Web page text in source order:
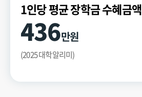
1인당 평균 장학금 수혜금액
436만원
(2025 대학알리미)